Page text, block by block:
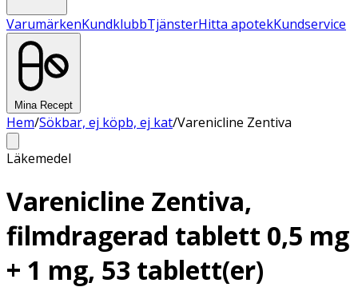
VarumärkenKundklubbTjänsterHitta apotekKundservice
Mina Recept
Hem/Sökbar, ej köpb, ej kat/Varenicline Zentiva
Läkemedel
Varenicline Zentiva,
filmdragerad tablett 0,5 mg
+ 1 mg, 53 tablett(er)